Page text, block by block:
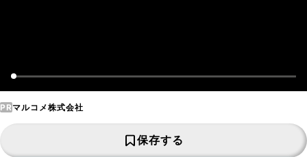
PRマルコメ株式会社
保存する